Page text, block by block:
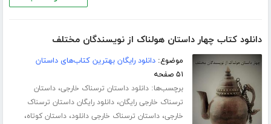
دانلود کتاب چهار داستان هولناک از نویسندگان مختلف
موضوع:دانلود رایگان بهترین کتاب‌های داستان
۵۱ صفحه
برچسب‌ها:دانلود داستان ترسناک خارجی،داستان
ترسناک خارجی رایگان،دانلود رایگان داستان ترسناک
خارجی،داستان ترسناک خارجی دانلود،داستان کوتاه،